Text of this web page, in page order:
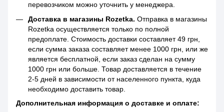
перевозчиком можно уточнить у менеджера.
Доставка в магазины Rozetka. Отправка в магазины
Rozetka осуществляется только по полной
предоплате. Стоимость доставки составляет 49 грн,
если сумма заказа составляет менее 1000 грн, или же
является бесплатной, если заказ сделан на сумму
1000 грн или больше. Товар доставляется в течение
2-5 дней в зависимости от населенного пункта, куда
необходимо доставить товар.
Дополнительная информация о доставке и оплате: